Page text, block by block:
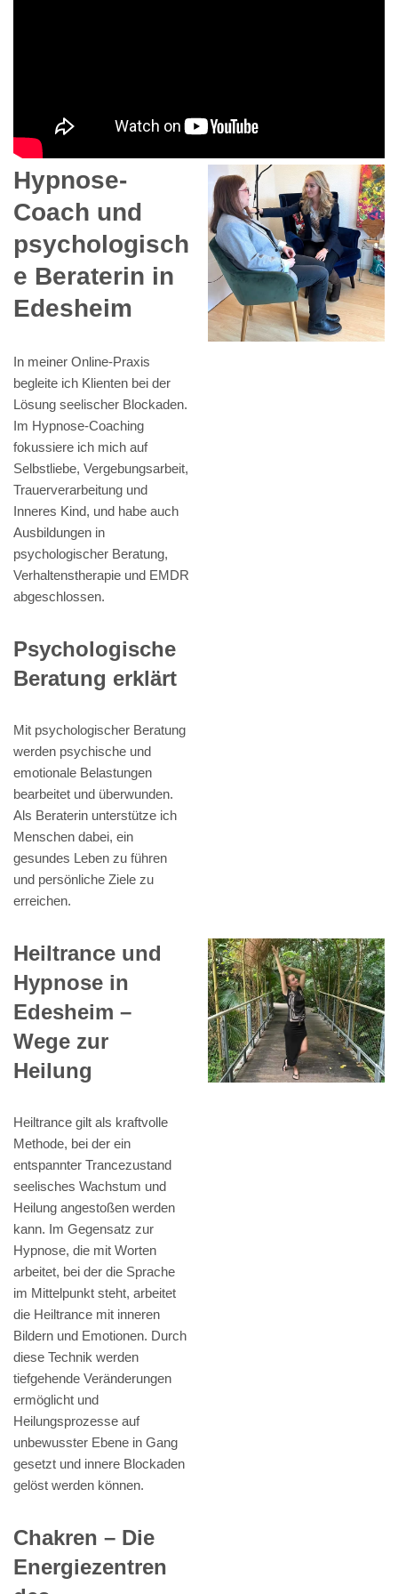
Hypnose-
Coach und
psychologisch
e Beraterin in
Edesheim
In meiner Online-Praxis
begleite ich Klienten bei der
Lösung seelischer Blockaden.
Im Hypnose-Coaching
fokussiere ich mich auf
Selbstliebe, Vergebungsarbeit,
Trauerverarbeitung und
Inneres Kind, und habe auch
Ausbildungen in
psychologischer Beratung,
Verhaltenstherapie und EMDR
abgeschlossen.
Psychologische
Beratung erklärt
Mit psychologischer Beratung
werden psychische und
emotionale Belastungen
bearbeitet und überwunden.
Als Beraterin unterstütze ich
Menschen dabei, ein
gesundes Leben zu führen
und persönliche Ziele zu
erreichen.
Heiltrance und
Hypnose in
Edesheim –
Wege zur
Heilung
Heiltrance gilt als kraftvolle
Methode, bei der ein
entspannter Trancezustand
seelisches Wachstum und
Heilung angestoßen werden
kann. Im Gegensatz zur
Hypnose, die mit Worten
arbeitet, bei der die Sprache
im Mittelpunkt steht, arbeitet
die Heiltrance mit inneren
Bildern und Emotionen. Durch
diese Technik werden
tiefgehende Veränderungen
ermöglicht und
Heilungsprozesse auf
unbewusster Ebene in Gang
gesetzt und innere Blockaden
gelöst werden können.
Chakren – Die
Energiezentren